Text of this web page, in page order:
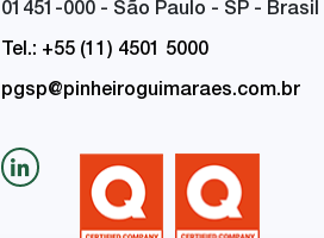
01451-000 - São Paulo - SP - Brasil
Tel.: +55 (11) 4501 5000
pgsp@pinheiroguimaraes.com.br